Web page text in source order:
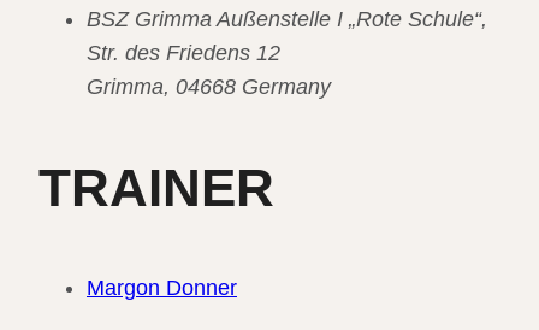
BSZ Grimma Außenstelle I „Rote Schule“,
Str. des Friedens 12
Grimma, 04668 Germany
TRAINER
Margon Donner